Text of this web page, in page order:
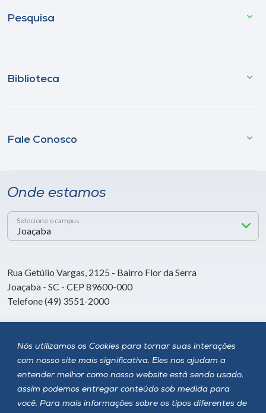
Nós utilizamos os Cookies para tornar suas interações
com nosso site mais significativa. Eles nos ajudam a
entender melhor como nosso website está sendo usado,
assim podemos entregar conteúdo sob medida para
você. Para mais informações sobre os tipos diferentes de
Pesquisa
Biblioteca
Fale Conosco
Onde estamos
Selecione o campus
Rua Getúlio Vargas, 2125 - Bairro Flor da Serra
Joaçaba - SC - CEP 89600-000
Telefone (49) 3551-2000
Siga a Unoesc